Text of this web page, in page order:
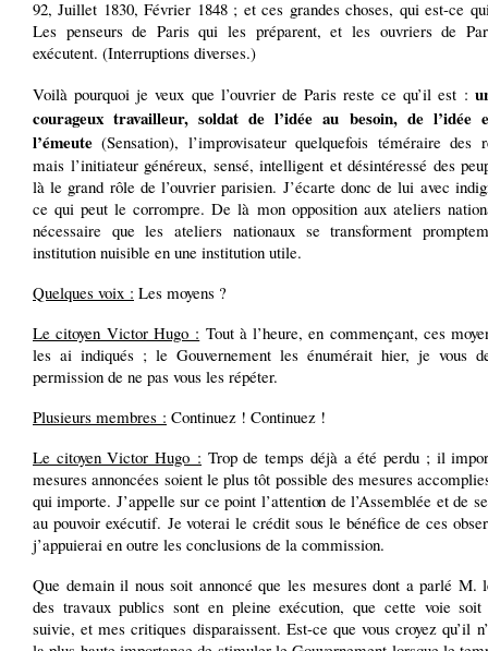
92, Juillet 1830, Février 1848 ; et ces grandes choses, qui est-ce
Les penseurs de Paris qui les préparent, et les ouvriers de
exécutent. (Interruptions diverses.)
Voilà pourquoi je veux que l’ouvrier de Paris reste ce qu’il est :
courageux travailleur, soldat de l’idée au besoin, de l’idée
l’émeute (Sensation), l’improvisateur quelquefois téméraire des
mais l’initiateur généreux, sensé, intelligent et désintéressé des
là le grand rôle de l’ouvrier parisien. J’écarte donc de lui avec
ce qui peut le corrompre. De là mon opposition aux ateliers
nécessaire que les ateliers nationaux se transforment
institution nuisible en une institution utile.
Quelques voix : Les moyens ?
Le citoyen Victor Hugo : Tout à l’heure, en commençant, ces
les ai indiqués ; le Gouvernement les énumérait hier, je vous
permission de ne pas vous les répéter.
Plusieurs membres : Continuez ! Continuez !
Le citoyen Victor Hugo : Trop de temps déjà a été perdu ; il
mesures annoncées soient le plus tôt possible des mesures
qui importe. J’appelle sur ce point l’attention de l’Assemblée et de
au pouvoir exécutif. Je voterai le crédit sous le bénéfice de ces
j’appuierai en outre les conclusions de la commission.
Que demain il nous soit annoncé que les mesures dont a parlé M.
des travaux publics sont en pleine exécution, que cette voie soit
suivie, et mes critiques disparaissent. Est-ce que vous croyez qu’il